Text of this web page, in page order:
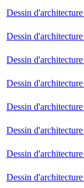
Dessin
Dessin
Dessin
Dessin
Dessin
Dessin
Dessin
Dessin